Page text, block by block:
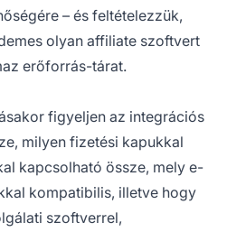
– és feltételezzük,
olyan affiliate szoftvert
erőforrás-tárat.
figyeljen az integrációs
milyen fizetési kapukkal
kapcsolható össze, mely e-
kompatibilis, illetve hogy
szoftverrel,